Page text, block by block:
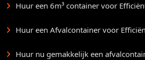
Huur een 6m³ container voor
Huur een Afvalcontainer voor
Huur nu gemakkelijk een